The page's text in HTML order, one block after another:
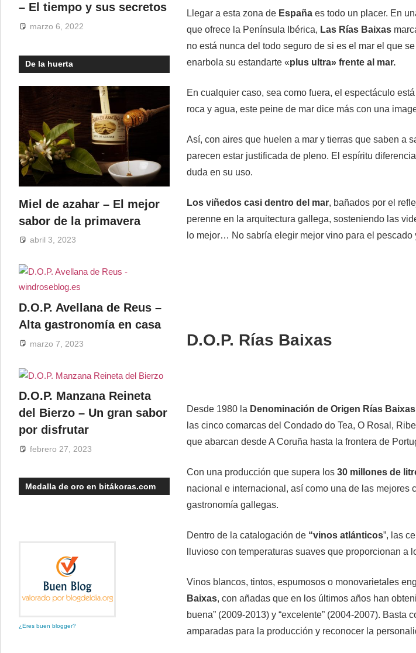
Llegar a esta zona de España es todo un placer. En
que ofrece la Península Ibérica, Las Rías Baixas
no está nunca del todo seguro de si es el mar el que
enarbola su estandarte «plus ultra» frente al mar.
En cualquier caso, sea como fuera, el espectáculo
roca y agua, este peine de mar dice más con una
Así, con aires que huelen a mar y tierras que saben a
parecen estar justificada de pleno. El espíritu
duda en su uso.
Los viñedos casi dentro del mar, bañados por el
perenne en la arquitectura gallega, sosteniendo las
lo mejor… No sabría elegir mejor vino para el pescado
D.O.P. Rías Baixas
Desde 1980 la Denominación de Origen Rías Baixas
las cinco comarcas del Condado do Tea, O Rosal,
que abarcan desde A Coruña hasta la frontera de
Con una producción que supera los30 millones de
nacional e internacional, así como una de las mejores
gastronomía gallegas.
Dentro de la catalogación de “vinos atlánticos”, las
lluvioso con temperaturas suaves que proporcionan a
Vinos blancos, tintos, espumosos o monovarietales
Baixas, con añadas que en los últimos años han
buena” (2009-2013) y “excelente” (2004-2007). Basta
amparadas para la producción y reconocer la
– El tiempo y sus secretos
marzo 6, 2022
De la huerta
Miel de azahar – El mejor
sabor de la primavera
abril 3, 2023
D.O.P. Avellana de Reus –
Alta gastronomía en casa
marzo 7, 2023
D.O.P. Manzana Reineta
del Bierzo – Un gran sabor
por disfrutar
febrero 27, 2023
Medalla de oro en bitákoras.com
¿Eres buen blogger?